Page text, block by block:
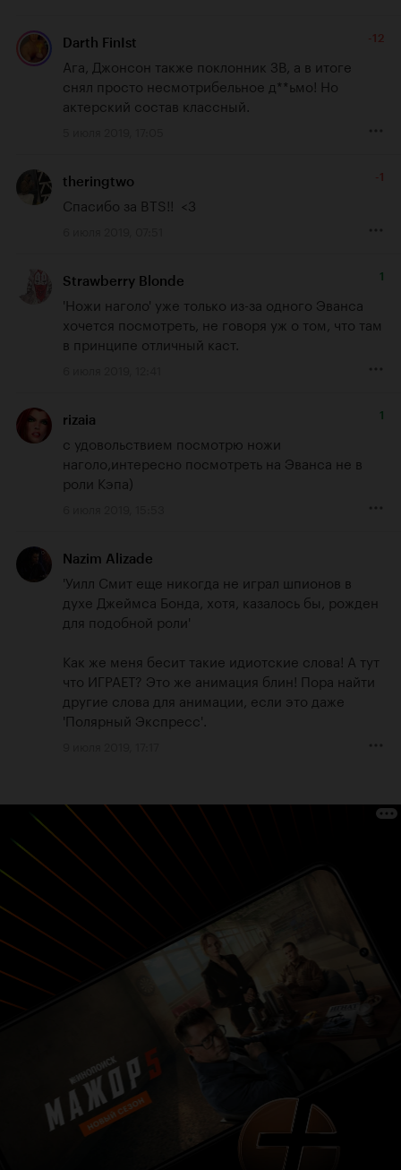
Darth FinIst -12
Ага, Джонсон также поклонник ЗВ, а в итоге
снял просто несмотрибельное д**ьмо! Но
актерский состав классный.
theringtwo -1
Спасибо за BTS!!  <3
Strawberry Blonde 1
'Ножи наголо' уже только из-за одного Эванса
хочется посмотреть, не говоря уж о том, что там
в принципе отличный каст.
rizaia 1
с удовольствием посмотрю ножи
наголо,интересно посмотреть на Эванса не в
роли Кэпа)
Nazim Alizade
'Уилл Смит еще никогда не играл шпионов в
духе Джеймса Бонда, хотя, казалось бы, рожден
для подобной роли'
Как же меня бесит такие идиотские слова! А тут
что ИГРАЕТ? Это же анимация блин! Пора найти
другие слова для анимации, если это даже
'Полярный Экспресс'.